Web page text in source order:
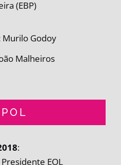
(EBP)
Murilo Godoy
Malheiros
:
EOL